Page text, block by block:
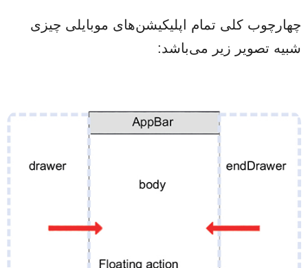
چهارچوب کلی تمام اپلیکیشن‌های موبایلی چیزی
شبیه تصویر زیر می‌باشد: